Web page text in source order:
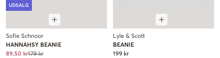
UDSALG
Sofie Schnoor
HANNAHSY BEANIE
89,50 kr179 kr
Lyle & Scott
BEANIE
199 kr